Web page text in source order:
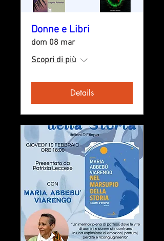
Donne e Libri
dom 08 mar
Scopri di più
Details